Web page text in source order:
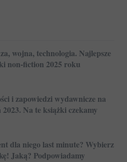
wojna, technologia. Najlepsze
non-fiction 2025 roku
i zapowiedzi wydawnicze na
2023. Na te książki czekamy
dla niego last minute? Wybierz
Jaką? Podpowiadamy